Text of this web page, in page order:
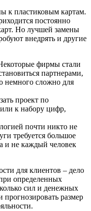
к пластиковым картам.
постоянно
Но лучшей замены
внедрять и другие
фирмы стали
партнерами,
немного сложно для
проект по
к набору цифр,
почти никто не
требуется большое
и не каждый человек
для клиентов – дело
определенных
сил и денежных
прогнозировать размер